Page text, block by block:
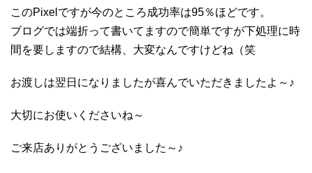
このPixelですが今のところ成功率は95％ほどです。
ブログでは端折って書いてますので簡単ですが下処理に時
間を要しますので結構、大変なんですけどね（笑
お渡しは翌日になりましたが喜んでいただきましたよ～♪
大切にお使いくださいね～
ご来店ありがとうございました～♪